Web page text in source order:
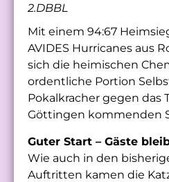
2.DBBL
Mit einem 94:67
AVIDES Hurricanes aus
sich die heimischen
ordentliche Portion
Pokalkracher gegen das
Göttingen kommenden
Guter Start – Gäste
Wie auch in den
Auftritten kamen die